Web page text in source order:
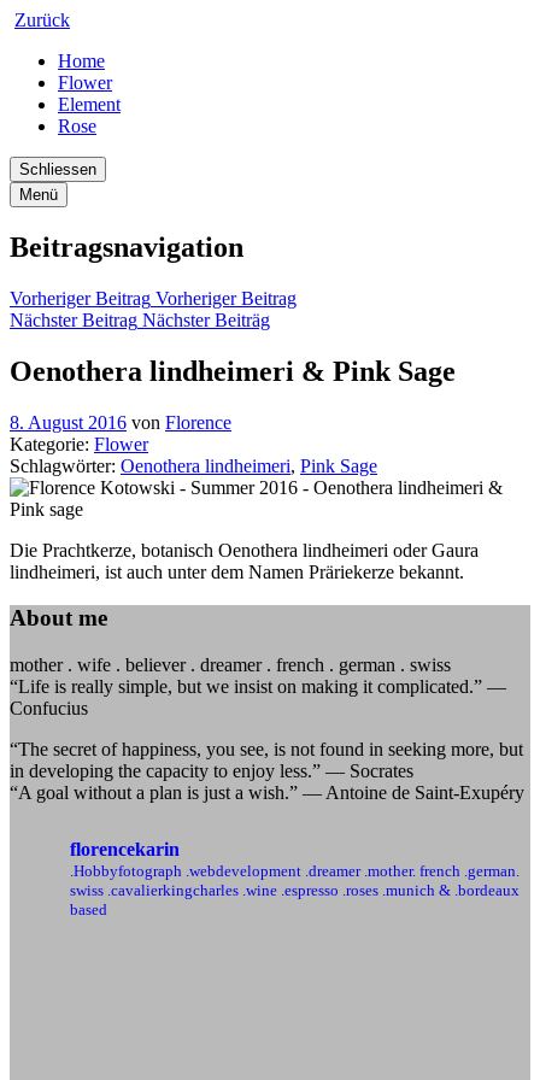
Zurück
Home
Flower
Element
Rose
Schliessen
Menü
Beitragsnavigation
Vorheriger Beitrag Vorheriger Beitrag
Nächster Beitrag Nächster Beiträg
Oenothera lindheimeri & Pink Sage
8. August 2016 von Florence
Kategorie: Flower
Schlagwörter: Oenothera lindheimeri, Pink Sage
Die Prachtkerze, botanisch Oenothera lindheimeri oder Gaura
lindheimeri, ist auch unter dem Namen Präriekerze bekannt.
About me
mother . wife . believer . dreamer . french . german . swiss
“Life is really simple, but we insist on making it complicated.” —
Confucius
“The secret of happiness, you see, is not found in seeking more, but
in developing the capacity to enjoy less.” — Socrates
“A goal without a plan is just a wish.” — Antoine de Saint-Exupéry
florencekarin
.Hobbyfotograph .webdevelopment .dreamer .mother. french .german.
swiss .cavalierkingcharles .wine .espresso .roses .munich & .bordeaux
based